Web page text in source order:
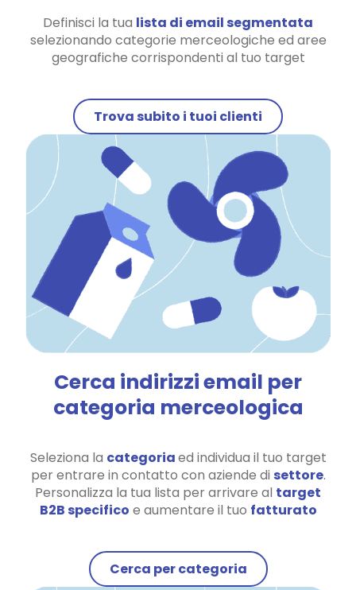
Definisci la tua lista di email segmentata
selezionando categorie merceologiche ed aree
geografiche corrispondenti al tuo target
Trova subito i tuoi clienti
Cerca indirizzi email per
categoria merceologica
Seleziona la categoriaed individua il tuo target
per entrare in contatto con aziende di settore.
Personalizza la tua lista per arrivare al target
B2B specifico e aumentare il tuo fatturato
Cerca per categoria